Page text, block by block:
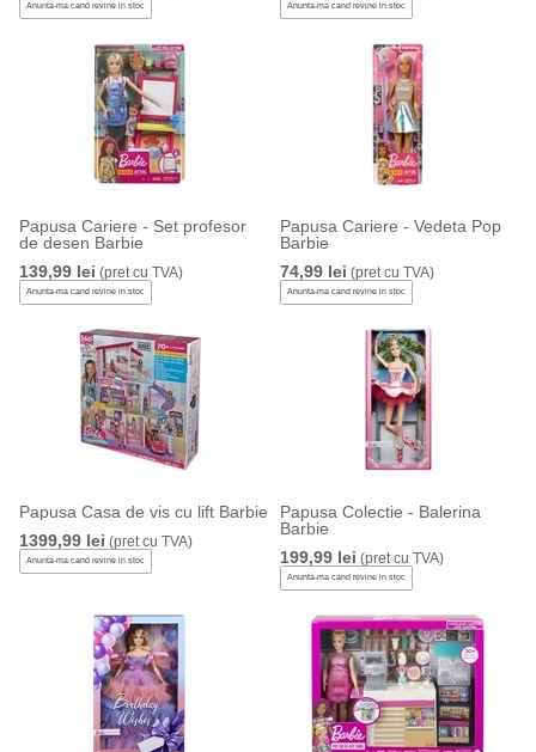
Anunta-ma cand revine in stoc Anunta-ma cand revine in stoc
Papusa Cariere - Set profesor
de desen Barbie
139,99 lei (pret cu TVA)
Anunta-ma cand revine in stoc
Papusa Cariere - Vedeta Pop
Barbie
74,99 lei (pret cu TVA)
Anunta-ma cand revine in stoc
Papusa Casa de vis cu lift Barbie
1399,99 lei (pret cu TVA)
Anunta-ma cand revine in stoc
Papusa Colectie - Balerina
Barbie
199,99 lei (pret cu TVA)
Anunta-ma cand revine in stoc